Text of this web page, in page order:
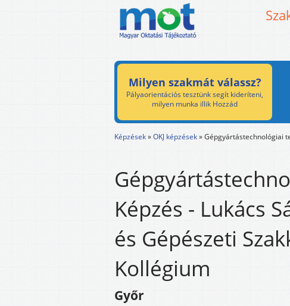
Milyen szakmát válassz?
Pályaorientációs tesztünk segít kideríteni,
milyen munka illik Hozzád
Képzések»OKJ képzések»Gépgyártástechnológiai
Képzés - Lukács
és Gépészeti
Kollégium
Győr